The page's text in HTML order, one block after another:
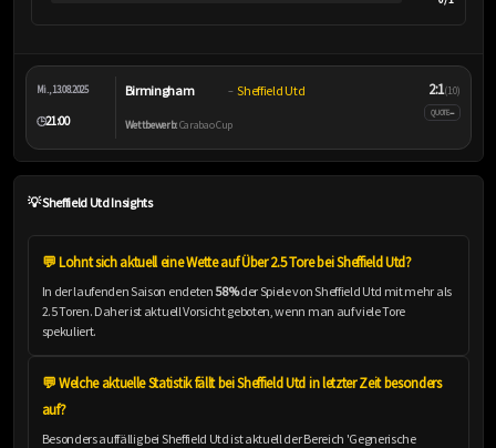
Mi., 13.08.2025
🕒21:00
Birmingham – Sheffield Utd
Wettbewerb:Carabao Cup
2:1(1:0)
QUOTE–
💡 Sheffield Utd Insights
💬 Lohnt sich aktuell eine Wette auf Über 2.5 Tore bei Sheffield Utd?
In der laufenden Saison endeten58%der Spiele von Sheffield Utd mit mehr als
2.5 Toren. Daher ist aktuell Vorsicht geboten, wenn man auf viele Tore
spekuliert.
💬 Welche aktuelle Statistik fällt bei Sheffield Utd in letzter Zeit besonders
auf?
Besonders auffällig bei Sheffield Utd ist aktuell der Bereich 'Gegnerische